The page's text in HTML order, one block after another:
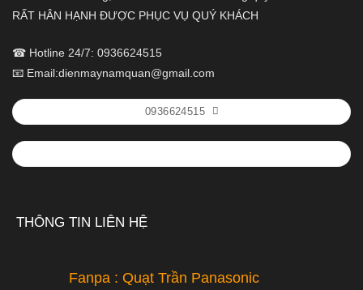
RẤT HÂN HẠNH ĐƯỢC PHỤC VỤ QUÝ KHÁCH
☎ Hotline 24/7: 0936624515
📧 Email:dienmaynamquan@gmail.com
0936624515
THÔNG TIN LIÊN HỆ
Fanpa : Quạt Trần Panasonic